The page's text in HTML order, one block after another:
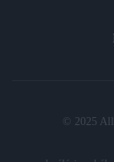
© 2025 All